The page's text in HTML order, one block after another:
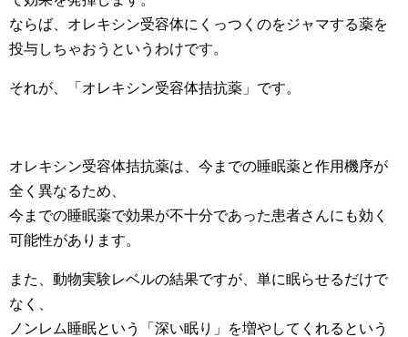
ならば、オレキシン受容体にくっつくのをジャマする薬を
投与しちゃおうというわけです。
それが、「オレキシン受容体拮抗薬」です。
オレキシン受容体拮抗薬は、今までの睡眠薬と作用機序が
全く異なるため、
今までの睡眠薬で効果が不十分であった患者さんにも効く
可能性があります。
また、動物実験レベルの結果ですが、単に眠らせるだけで
なく、
ノンレム睡眠という「深い眠り」を増やしてくれるという